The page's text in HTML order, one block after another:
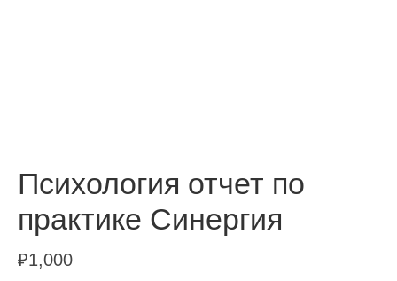
Психология отчет по
практике Синергия
₽1,000